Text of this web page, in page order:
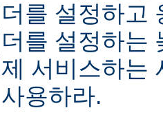
를 설정하고
를 설정하는
서비스하는
용하라.